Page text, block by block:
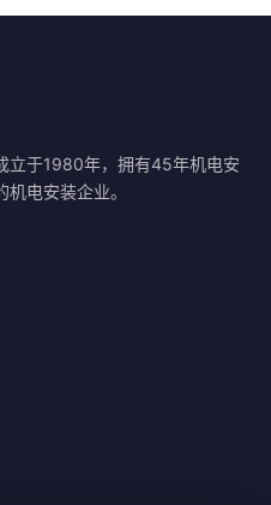
立于1980年，拥有45年机电安
电安装企业。